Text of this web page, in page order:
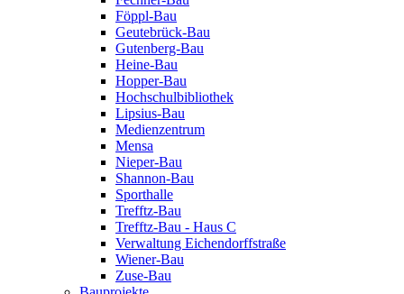
Föppl-Bau
Geutebrück-Bau
Gutenberg-Bau
Heine-Bau
Hopper-Bau
Hochschulbibliothek
Lipsius-Bau
Medienzentrum
Mensa
Nieper-Bau
Shannon-Bau
Sporthalle
Trefftz-Bau
Trefftz-Bau - Haus C
Verwaltung Eichendorffstraße
Wiener-Bau
Zuse-Bau